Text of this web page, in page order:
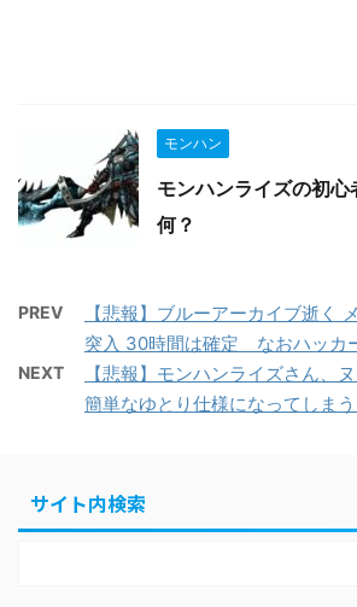
モンハン
モンハンライズの初心
何？
PREV
【悲報】ブルーアーカイブ逝く
突入 30時間は確定 なおハッカ
NEXT
【悲報】モンハンライズさん、
簡単なゆとり仕様になってしまう
サイト内検索